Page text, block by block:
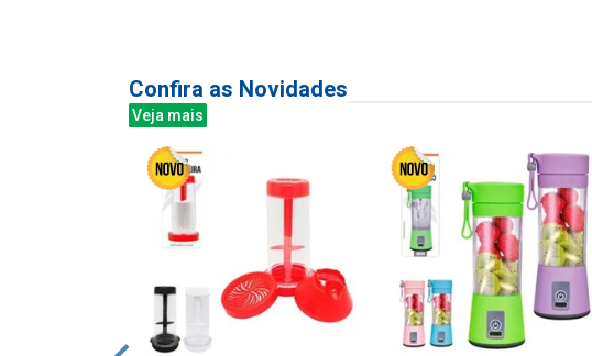
Confira as Novidades
Veja mais